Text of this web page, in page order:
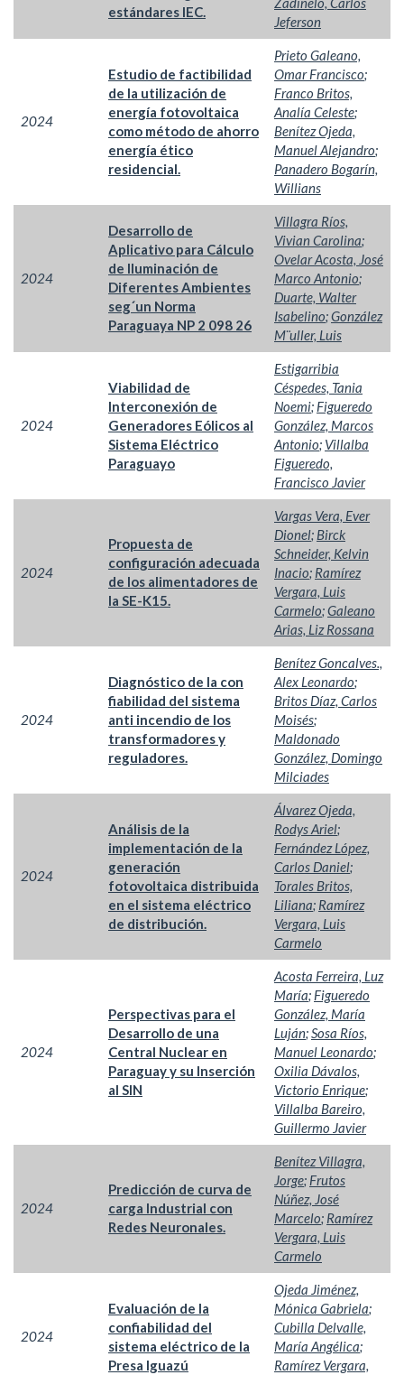
estándares IEC.
Jeferson
2024
Estudio de factibilidad
de la utilización de
energía fotovoltaica
como método de ahorro
energía ético
residencial.
Prieto Galeano,
Omar Francisco;
Franco Britos,
Analía Celeste;
Benítez Ojeda,
Manuel Alejandro;
Panadero Bogarín,
Willians
2024
Desarrollo de
Aplicativo para Cálculo
de Iluminación de
Diferentes Ambientes
seg´un Norma
Paraguaya NP 2 098 26
Villagra Ríos,
Vivian Carolina;
Ovelar Acosta, José
Marco Antonio;
Duarte, Walter
Isabelino;González
M¨uller, Luis
2024
Viabilidad de
Interconexión de
Generadores Eólicos al
Sistema Eléctrico
Paraguayo
Estigarribia
Céspedes, Tania
Noemi; Figueredo
González, Marcos
Antonio; Villalba
Figueredo,
Francisco Javier
2024
Propuesta de
configuración adecuada
de los alimentadores de
la SE-K15.
Vargas Vera, Ever
Dionel; Birck
Schneider, Kelvin
Inacio; Ramírez
Vergara, Luis
Carmelo;Galeano
Arias, Liz Rossana
2024
Diagnóstico de la con
fiabilidad del sistema
anti incendio de los
transformadores y
reguladores.
Benítez Goncalves.,
Alex Leonardo;
Britos Díaz, Carlos
Moisés;
Maldonado
González, Domingo
Milciades
2024
Análisis de la
implementación de la
generación
fotovoltaica distribuida
en el sistema eléctrico
de distribución.
Álvarez Ojeda,
Rodys Ariel;
Fernández López,
Carlos Daniel;
Torales Britos,
Liliana; Ramírez
Vergara, Luis
Carmelo
2024
Perspectivas para el
Desarrollo de una
Central Nuclear en
Paraguay y su Inserción
al SIN
Acosta Ferreira, Luz
María; Figueredo
González, María
Luján;Sosa Ríos,
Manuel Leonardo;
Oxilia Dávalos,
Victorio Enrique;
Villalba Bareiro,
Guillermo Javier
2024
Predicción de curva de
carga Industrial con
Redes Neuronales.
Benítez Villagra,
Jorge; Frutos
Núñez, José
Marcelo; Ramírez
Vergara, Luis
Carmelo
2024
Evaluación de la
confiabilidad del
sistema eléctrico de la
Presa Iguazú
Ojeda Jiménez,
Mónica Gabriela;
Cubilla Delvalle,
María Angélica;
Ramírez Vergara,